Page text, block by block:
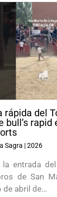
rápida del
bull’s
Sagra |2026
la entrada
de San
de abril de…